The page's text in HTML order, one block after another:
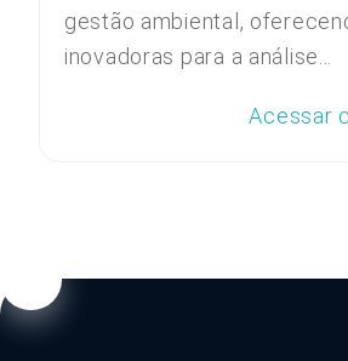
gestão ambiental,
inovadoras para a análise...
Acessar